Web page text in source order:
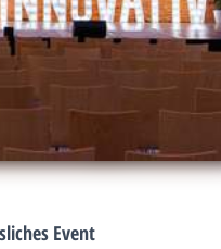
Event